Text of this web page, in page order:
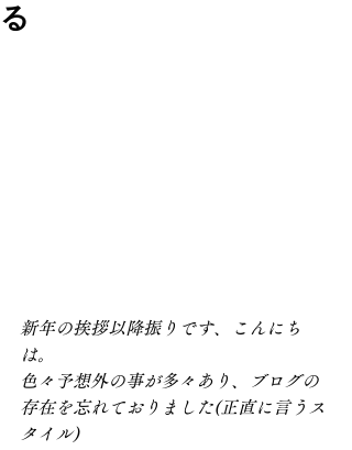
る
新年の挨拶以降振りです、こんにち
は。
色々予想外の事が多々あり、ブログの
存在を忘れておりました(正直に言うス
タイル)